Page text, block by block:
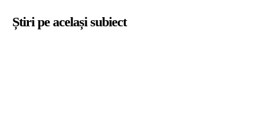
Știri pe același subiect